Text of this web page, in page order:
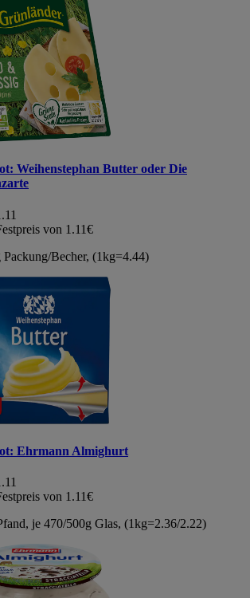
Weihenstephan Butter oder Die
von 1.11€
Packung/Becher, (1kg=4.44)
Ehrmann Almighurt
von 1.11€
je 470/500g Glas, (1kg=2.36/2.22)